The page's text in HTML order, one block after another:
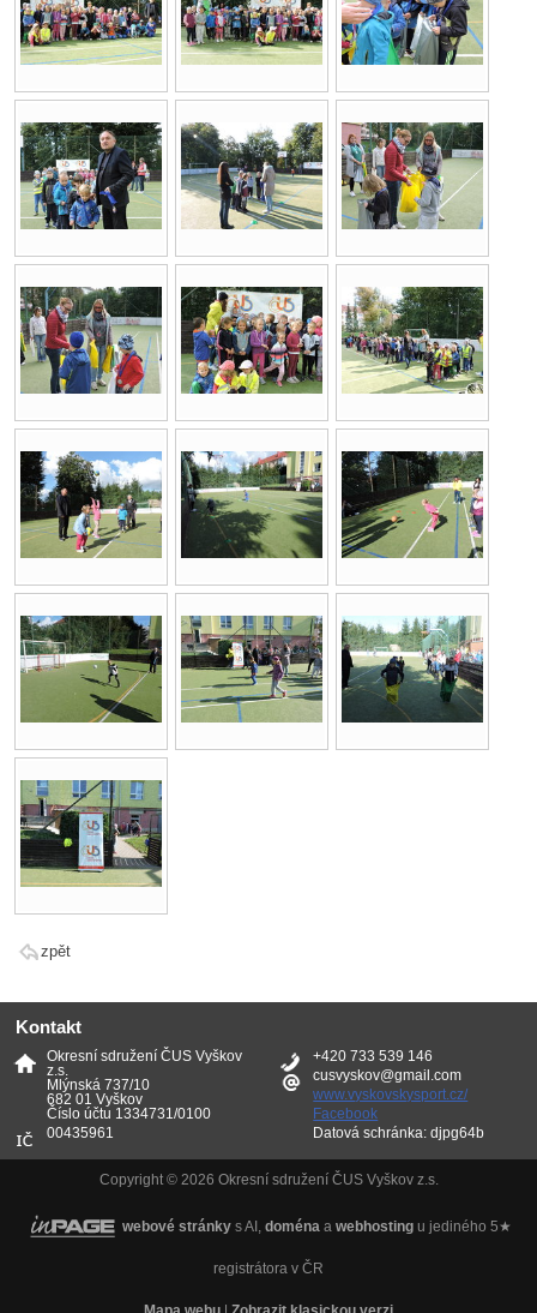
zpět
Kontakt
Okresní sdružení ČUS Vyškov
z.s.
Mlýnská 737/10
682 01 Vyškov
Číslo účtu 1334731/0100
00435961
+420 733 539 146
cusvyskov@gmail.com
www.vyskovskysport.cz/
Facebook
Datová schránka: djpg64b
Copyright © 2026 Okresní sdružení ČUS Vyškov z.s.
webové stránky s AI, doména a webhosting u jediného 5★
registrátora v ČR